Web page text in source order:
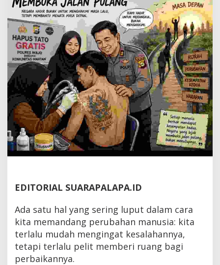
EDITORIAL SUARAPALAPA.ID
Ada satu hal yang sering luput dalam cara
kita memandang perubahan manusia: kita
terlalu mudah mengingat kesalahannya,
tetapi terlalu pelit memberi ruang bagi
perbaikannya.